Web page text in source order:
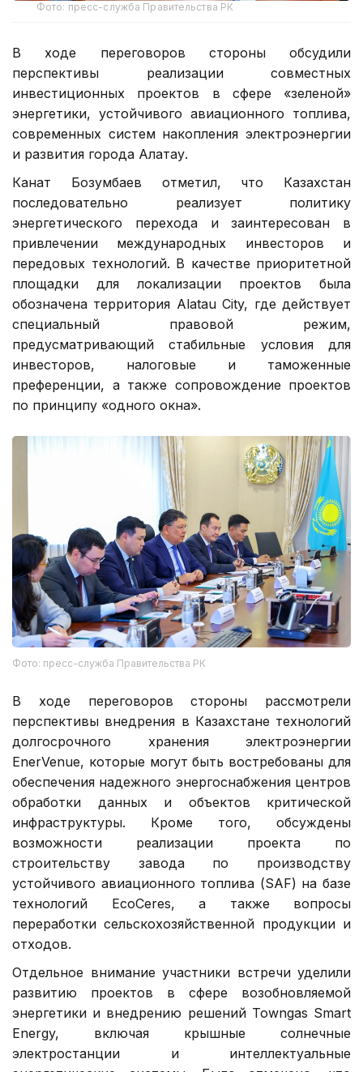
Фото: пресс-служба Правительства РК
В ходе переговоров стороны обсудили
перспективы реализации совместных
инвестиционных проектов в сфере «зеленой»
энергетики, устойчивого авиационного топлива,
современных систем накопления электроэнергии
и развития города Алатау.
Канат Бозумбаев отметил, что Казахстан
последовательно реализует политику
энергетического перехода и заинтересован в
привлечении международных инвесторов и
передовых технологий. В качестве приоритетной
площадки для локализации проектов была
обозначена территория Alatau City, где действует
специальный правовой режим,
предусматривающий стабильные условия для
инвесторов, налоговые и таможенные
преференции, а также сопровождение проектов
по принципу «одного окна».
Фото: пресс-служба Правительства РК
В ходе переговоров стороны рассмотрели
перспективы внедрения в Казахстане технологий
долгосрочного хранения электроэнергии
EnerVenue, которые могут быть востребованы для
обеспечения надежного энергоснабжения центров
обработки данных и объектов критической
инфраструктуры. Кроме того, обсуждены
возможности реализации проекта по
строительству завода по производству
устойчивого авиационного топлива (SAF) на базе
технологий EcoCeres, а также вопросы
переработки сельскохозяйственной продукции и
отходов.
Отдельное внимание участники встречи уделили
развитию проектов в сфере возобновляемой
энергетики и внедрению решений Towngas Smart
Energy, включая крышные солнечные
электростанции и интеллектуальные